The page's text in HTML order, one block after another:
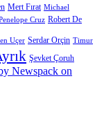
Mert Fırat Michael
Cruz Robert De
Uçer Serdar Orçin Timur
Şevket Çoruh
Newspack on